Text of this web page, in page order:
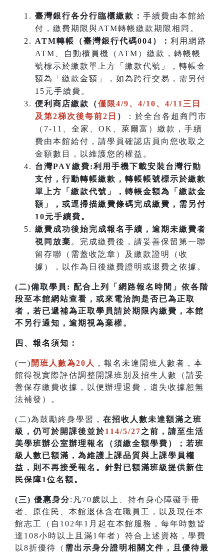
臺灣銀行各分行臨櫃繳款： 手續費由本館給
付，繳費期限與ATM轉帳繳款期限相同。
ATM轉帳（臺灣銀行代碼004）： 利用網路
ATM、自動櫃員機（ATM）繳款，轉帳帳
號標示於繳款單上方「繳款代號」，轉帳金
額為「繳款金額」，如為跨行交易，需另付
15元手續費。
便利商店繳款（僅限4/9、4/10、4/11三日
及第2梯次後每前2日 ）
：於全台各超商門市
（7-11、全家、OK、萊爾富）繳款，手續
費由本館給付，請學員確認店員向您收取之
金額數目，以維護您的權益。
台灣PAY繳費:利用手機下載安裝台灣行動
支付，行動轉帳繳款，轉帳帳號標示於繳款
單上方「繳款代號」，轉帳金額為「繳款金
額」，或逕掃描繳費條碼完成繳費，需另付
10元手續費。
繳費成功後始完成報名手續，逾期未繳費者
視同放棄 。完成繳費後，請妥善保留第一聯
留存聯（需蓋收訖章）及繳款證明（收
據），以作為日後繳費證明或退費之依據。
(二)備取學員: 配合上列「網路報名時間」依各階
段至本館網站查看，或來電洽詢是否已為正取
者，若已遞補為正取學員請於期限內繳費，本館
不另行通知，逾期視為棄權。
四 、 報名須知：
(一) 開班人數為20人
，報名未達開班人數者，本
館得視實際評估調整開課班別及招生人數（請妥
善保存繳費收據，以便辦理退費，遺失收據恕無
法補發）。
(二)為鼓勵終身學習， 在招收人數未達額滿之班
級，仍可於開課後並於114/5/27之前，請至生活
美學班辦公室辦理報名（須繳全額學費）；若班
級人數已額滿，為維護上課品質與上課學員權
益，則不再接受報名。針對已額滿班級提供新住
民保障1位名額。
(三) 優惠身分:凡70歲以上、持有身心障礙手冊
者、原住民、本館退休含在職員工，以及現任本
館志工（自102年1月起在本館服務，每年時數皆
達108小時以上且滿1年者）符合上述資格，學費
以8折優待（ 需出示身分證明相關文件，且優待最